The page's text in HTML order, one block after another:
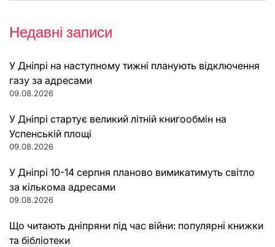
Недавні записи
У Дніпрі на наступному тижні планують відключення
газу за адресами
09.08.2026
У Дніпрі стартує великий літній книгообмін на
Успенській площі
09.08.2026
У Дніпрі 10-14 серпня планово вимикатимуть світло
за кількома адресами
09.08.2026
Що читають дніпряни під час війни: популярні книжки
та бібліотеки